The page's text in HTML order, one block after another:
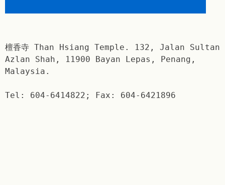
檀香寺 Than Hsiang Temple. 132, Jalan Sultan
Azlan Shah, 11900 Bayan Lepas, Penang,
Malaysia.
Tel: 604-6414822; Fax: 604-6421896